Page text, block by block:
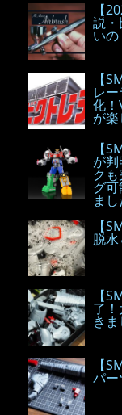
【
説
いの
【
レ
化！
が
【
が
ク
グ
まし
【
脱
【
了
きま
【
パー